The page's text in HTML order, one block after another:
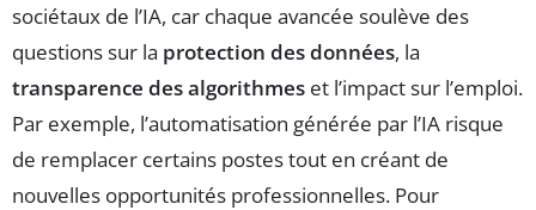
sociétaux de l’IA, car chaque avancée soulève des
questions sur la protection des données, la
transparence des algorithmes et l’impact sur l’emploi.
Par exemple, l’automatisation générée par l’IA risque
de remplacer certains postes tout en créant de
nouvelles opportunités professionnelles. Pour